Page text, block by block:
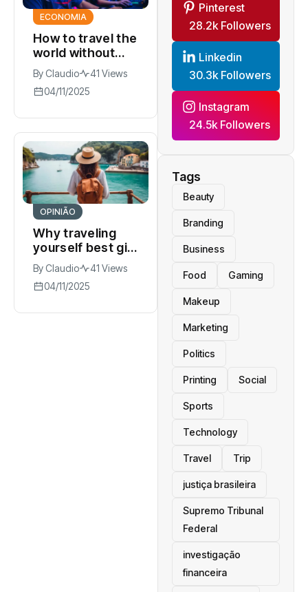
ECONOMIA
How to travel the
world without
breaking the
bank traveling
ByClaudio
41 Views
04/11/2025
OPINIÃO
Why traveling
yourself best gift
you can give to
watch
ByClaudio
41 Views
04/11/2025
Pinterest
28.2k Followers
Linkedin
30.3k Followers
Instagram
24.5k Followers
Tags
Beauty
Branding
Business
Food Gaming
Makeup
Marketing
Politics
Printing Social
Sports
Technology
Travel Trip
justiça brasileira
Supremo Tribunal
Federal
investigação
financeira